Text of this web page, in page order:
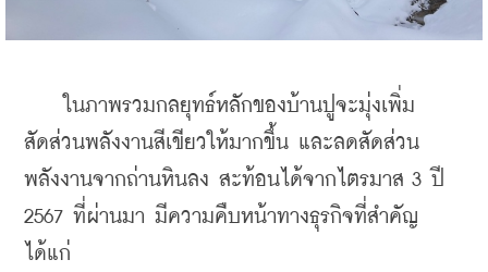
ในภาพรวมกลยุทธ์หลักของบ้านปูจะมุ่งเพิ่ม
สัดส่วนพลังงานสีเขียวให้มากขึ้น และลดสัดส่วน
พลังงานจากถ่านหินลง สะท้อนได้จากไตรมาส 3 ปี
2567 ที่ผ่านมา มีความคืบหน้าทางธุรกิจที่สำคัญ
ได้แก่